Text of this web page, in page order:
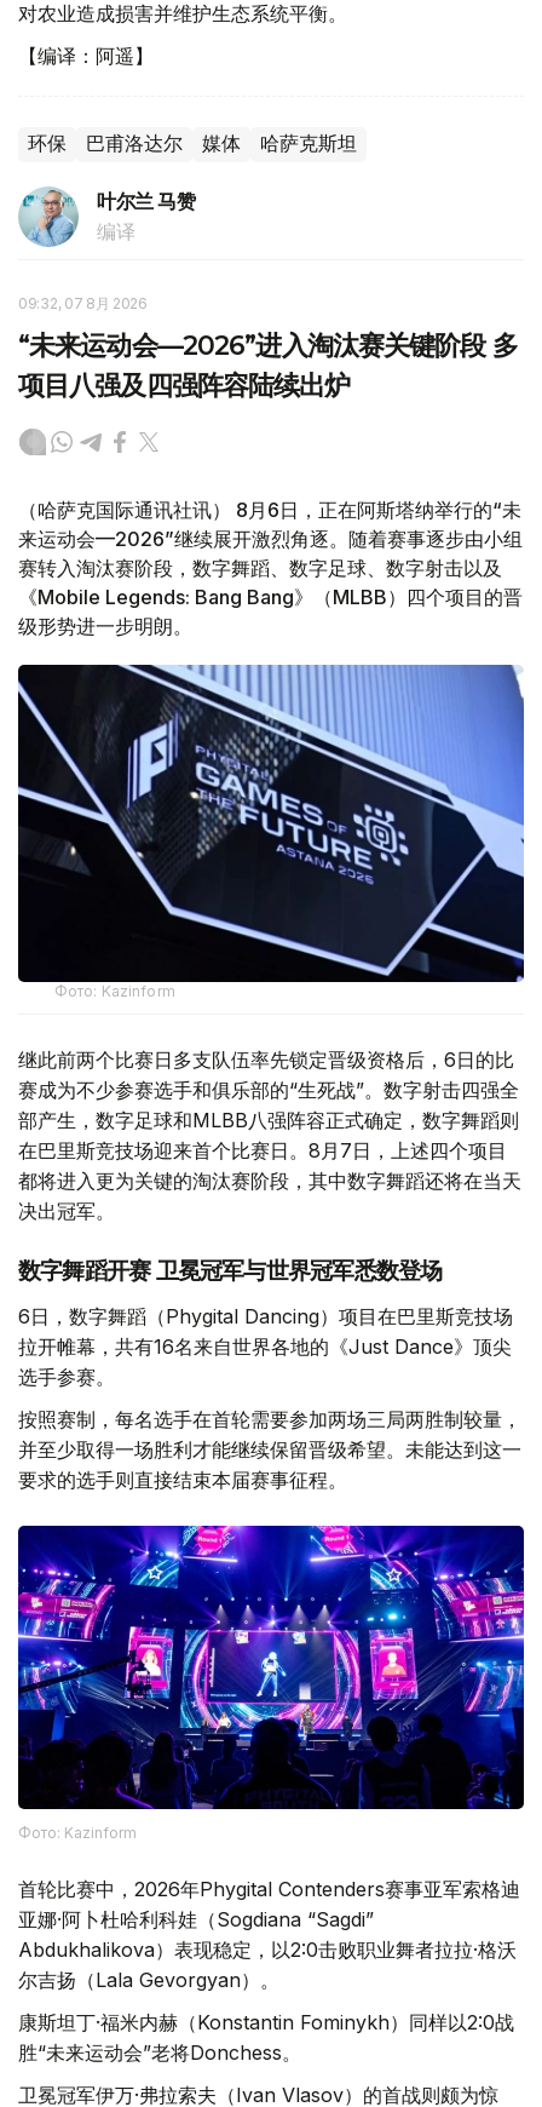
对农业造成损害并维护生态系统平衡。
【编译：阿遥】
环保 巴甫洛达尔 媒体 哈萨克斯坦
叶尔兰 马赞
编译
09:32, 07 8月 2026
“未来运动会—2026”进入淘汰赛关键阶段 多
项目八强及四强阵容陆续出炉
（哈萨克国际通讯社讯） 8月6日，正在阿斯塔纳举行的“未
来运动会—2026”继续展开激烈角逐。随着赛事逐步由小组
赛转入淘汰赛阶段，数字舞蹈、数字足球、数字射击以及
《Mobile Legends: Bang Bang》（MLBB）四个项目的晋
级形势进一步明朗。
Фото: Kazinform
继此前两个比赛日多支队伍率先锁定晋级资格后，6日的比
赛成为不少参赛选手和俱乐部的“生死战”。数字射击四强全
部产生，数字足球和MLBB八强阵容正式确定，数字舞蹈则
在巴里斯竞技场迎来首个比赛日。8月7日，上述四个项目
都将进入更为关键的淘汰赛阶段，其中数字舞蹈还将在当天
决出冠军。
数字舞蹈开赛 卫冕冠军与世界冠军悉数登场
6日，数字舞蹈（Phygital Dancing）项目在巴里斯竞技场
拉开帷幕，共有16名来自世界各地的《Just Dance》顶尖
选手参赛。
按照赛制，每名选手在首轮需要参加两场三局两胜制较量，
并至少取得一场胜利才能继续保留晋级希望。未能达到这一
要求的选手则直接结束本届赛事征程。
Фото: Kazinform
首轮比赛中，2026年Phygital Contenders赛事亚军索格迪
亚娜·阿卜杜哈利科娃（Sogdiana “Sagdi”
Abdukhalikova）表现稳定，以2:0击败职业舞者拉拉·格沃
尔吉扬（Lala Gevorgyan）。
康斯坦丁·福米内赫（Konstantin Fominykh）同样以2:0战
胜“未来运动会”老将Donchess。
卫冕冠军伊万·弗拉索夫（Ivan Vlasov）的首战则颇为惊